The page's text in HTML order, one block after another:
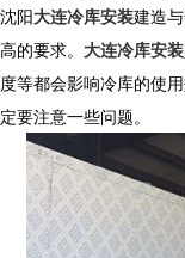
沈阳大连冷库安装建造
高的要求。 大连冷库安装
度等都会影响冷库的使
定要注意一些问题。